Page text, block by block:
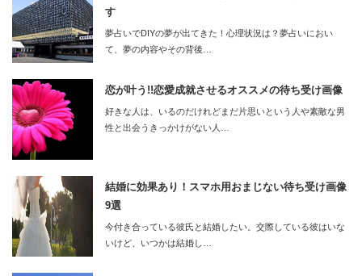
す
夢占いでDIYの夢が出てきた！心理状況は？夢占いにおい
て、夢の内容やその背後…
恋が叶う!!恋愛成就させるオススメの待ち受け画像
好きな人は、いるのだけれどまだ片思いという人や素敵な男
性と出会うきっかけがない人…
結婚に効果あり！スマホ用おまじない待ち受け画像
9選
今付き合っている彼氏と結婚したい。交際している彼はいな
いけど、いつかは結婚し…